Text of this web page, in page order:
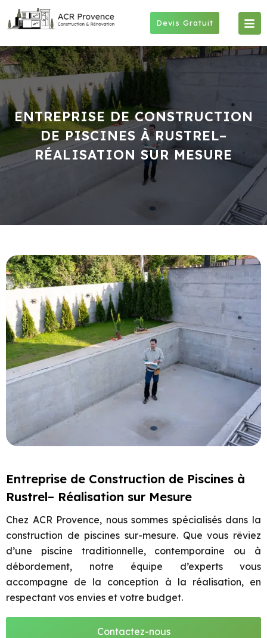
Devis Gratuit
ENTREPRISE DE CONSTRUCTION
DE PISCINES À RUSTREL–
RÉALISATION SUR MESURE
Entreprise de Construction de Piscines à
Rustrel– Réalisation sur Mesure
Chez ACR Provence, nous sommes spécialisés dans la
construction de piscines sur-mesure. Que vous rêviez
d’une piscine traditionnelle, contemporaine ou à
débordement, notre équipe d’experts vous
accompagne de la conception à la réalisation, en
respectant vos envies et votre budget.
Contactez-nous